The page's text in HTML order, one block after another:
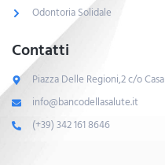
Odontoria Solidale
Contatti
Piazza Delle Regioni,2 c/o
info@bancodellasalute.it
(+39) 342 161 8646